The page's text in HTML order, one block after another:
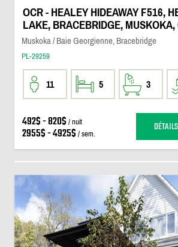
OCR - HEALEY HIDEAWAY F516,
LAKE, BRACEBRIDGE, MUSKOKA,
Muskoka / Baie Georgienne, Bracebridge
PL-29259
11 5 3
492$ - 820$ / nuit
2955$ - 4925$ / sem. DÉTAILS